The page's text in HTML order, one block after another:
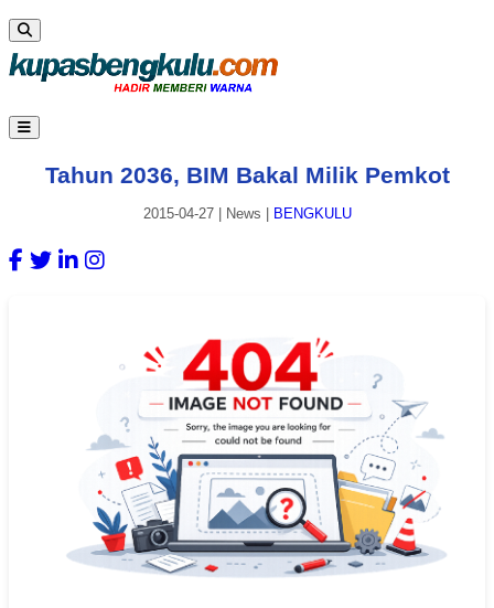
Tahun 2036, BIM Bakal Milik Pemkot
2015-04-27| News BENGKULU